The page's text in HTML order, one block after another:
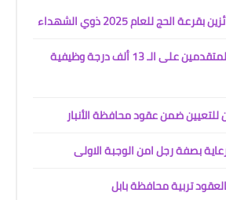
الحج للعام 2025 ذوي الشهداء
أسماء الفائزين المتقدمين على الـ 13 ألف درجة وظيفية
للتعيين ضمن عقود محافظة الأنبار
بصفة رجل امن الوجبة الاولى
تربية محافظة بابل